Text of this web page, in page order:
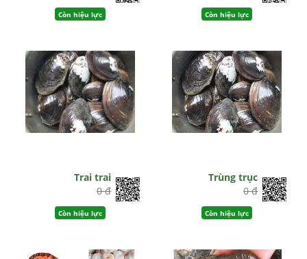
Còn hiệu lực Còn hiệu lực
Trai trai
0 đ
Còn hiệu lực
Trùng trục
0 đ
Còn hiệu lực